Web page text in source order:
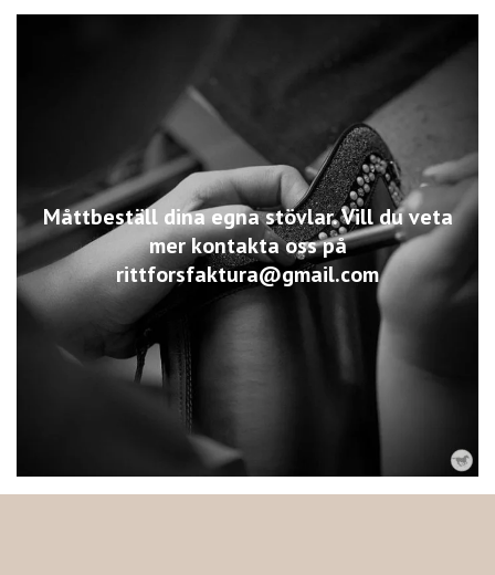
Måttbeställ dina egna stövlar. Vill du veta
mer kontakta oss på
rittforsfaktura@gmail.com